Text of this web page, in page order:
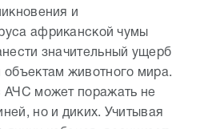
и
африканской чумы
значительный ущерб
объектам животного мира.
АЧС может поражать не
но и диких. Учитывая